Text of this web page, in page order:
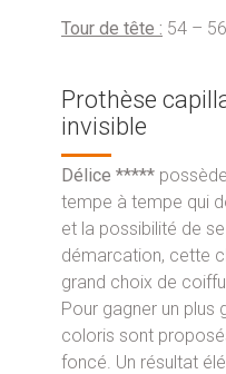
Tour de tête : 54 –
Prothèse
invisible
Délice *****
tempe à tempe qui
et la possibilité de
démarcation, cette
grand choix de
Pour gagner un plus
coloris sont
foncé. Un résultat